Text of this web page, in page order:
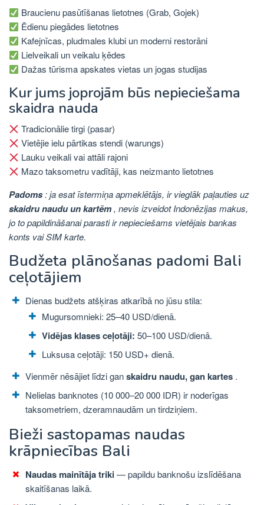
Braucienu pasūtīšanas lietotnes (Grab, Gojek)
Ēdienu piegādes lietotnes
Kafejnīcas, pludmales klubi un moderni restorāni
Lielveikali un veikalu ķēdes
Dažas tūrisma apskates vietas un jogas studijas
Kur jums joprojām būs nepieciešama
skaidra nauda
Tradicionālie tirgi (pasar)
Vietējie ielu pārtikas stendi (warungs)
Lauku veikali vai attāli rajoni
Mazo taksometru vadītāji, kas neizmanto lietotnes
Padoms: ja esat īstermiņa apmeklētājs, ir vieglāk paļauties uz
skaidru naudu un kartēm , nevis izveidot Indonēzijas makus,
jo to papildināšanai parasti ir nepieciešams vietējais bankas
konts vai SIM karte.
Budžeta plānošanas padomi Bali
ceļotājiem
Dienas budžets atšķiras atkarībā no jūsu stila:
Mugursomnieki: 25–40 USD/dienā.
Vidējas klases ceļotāji: 50–100 USD/dienā.
Luksusa ceļotāji: 150 USD+ dienā.
Vienmēr nēsājiet līdzi ganskaidru naudu, gan kartes .
Nelielas banknotes (10 000–20 000 IDR) ir noderīgas
taksometriem, dzeramnaudām un tirdziņiem.
Bieži sastopamas naudas
krāpniecības Bali
Naudas mainītāja triki— papildu banknošu izslīdēšana
skaitīšanas laikā.